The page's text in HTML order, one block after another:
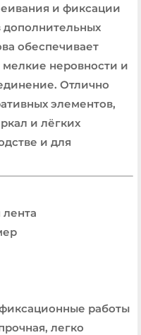
и фиксации
дополнительных
обеспечивает
мелкие неровности и
Отлично
элементов,
и лёгких
и для
лента
работы
легко